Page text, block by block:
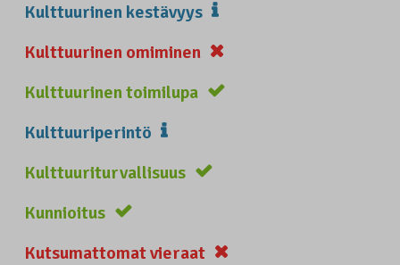
Kulttuurinen kestävyys
Kulttuurinen omiminen
Kulttuurinen toimilupa
Kulttuuriperintö
Kulttuuriturvallisuus
Kunnioitus
Kutsumattomat vieraat